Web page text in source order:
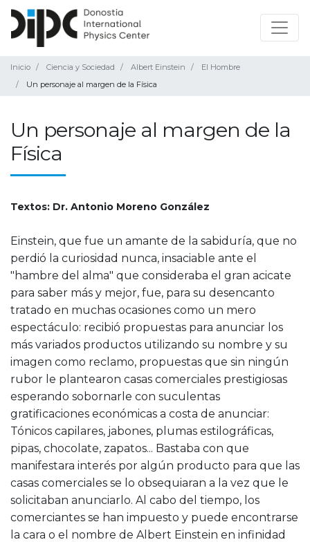
Inicio Ciencia y Sociedad Albert Einstein
El Hombre
Un personaje al margen de la Física
Un personaje al margen de la
Física
Textos: Dr. Antonio Moreno González
Einstein, que fue un amante de la sabiduría, que no
perdió la curiosidad nunca, insaciable ante el
"hambre del alma" que consideraba el gran acicate
para saber más y mejor, fue, para su desencanto
tratado en muchas ocasiones como un mero
espectáculo: recibió propuestas para anunciar los
más variados productos utilizando su nombre y su
imagen como reclamo, propuestas que sin ningún
rubor le plantearon casas comerciales prestigiosas
esperando sobornarle con suculentas
gratificaciones económicas a costa de anunciar:
Tónicos capilares, jabones, plumas estilográficas,
pipas, chocolate, zapatos... Bastaba con que
manifestara interés por algún producto para que las
casas comerciales se lo obsequiaran a la vez que le
solicitaban anunciarlo. Al cabo del tiempo, los
comerciantes se han impuesto y puede encontrarse
la cara o el nombre de Albert Einstein en infinidad